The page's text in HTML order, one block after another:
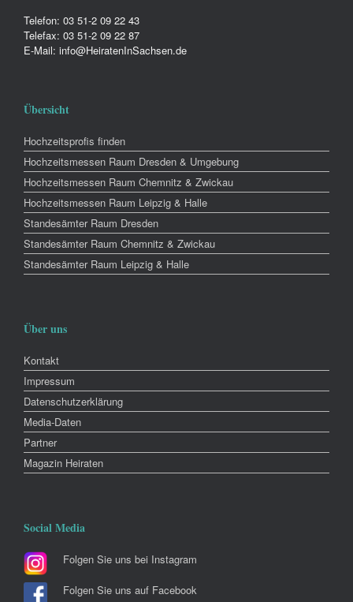
Telefon: 03 51-2 09 22 43
Telefax: 03 51-2 09 22 87
E-Mail: info@HeiratenInSachsen.de
Übersicht
Hochzeitsprofis finden
Hochzeitsmessen Raum Dresden & Umgebung
Hochzeitsmessen Raum Chemnitz & Zwickau
Hochzeitsmessen Raum Leipzig & Halle
Standesämter Raum Dresden
Standesämter Raum Chemnitz & Zwickau
Standesämter Raum Leipzig & Halle
Über uns
Kontakt
Impressum
Datenschutzerklärung
Media-Daten
Partner
Magazin Heiraten
Social Media
Folgen Sie uns bei Instagram
Folgen Sie uns auf Facebook